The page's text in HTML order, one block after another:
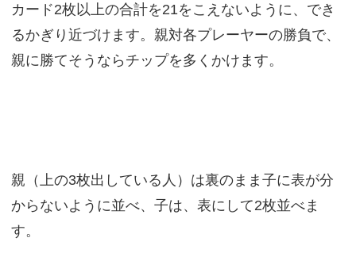
カード2枚以上の合計を21をこえないように、でき
るかぎり近づけます。親対各プレーヤーの勝負で、
親に勝てそうならチップを多くかけます。
親（上の3枚出している人）は裏のまま子に表が分
からないように並べ、子は、表にして2枚並べま
す。